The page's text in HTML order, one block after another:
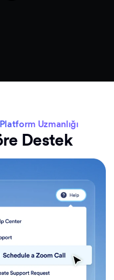
Uzmanlığı
Destek